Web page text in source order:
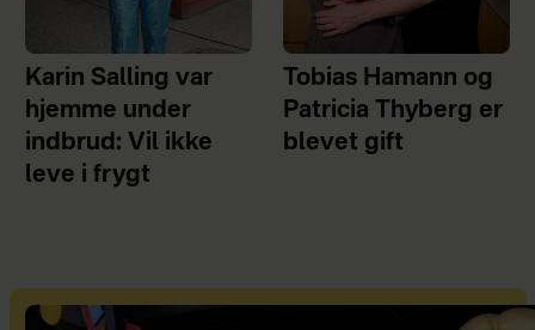
Karin Salling var
hjemme under
indbrud: Vil ikke
leve i frygt
Tobias Hamann og
Patricia Thyberg er
blevet gift